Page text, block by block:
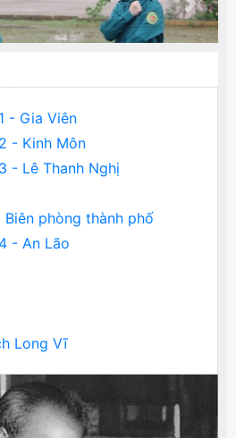
Next
- Gia Viên
- Kinh Môn
- Lê Thanh Nghị
Biên phòng thành phố
- An Lão
Long Vĩ